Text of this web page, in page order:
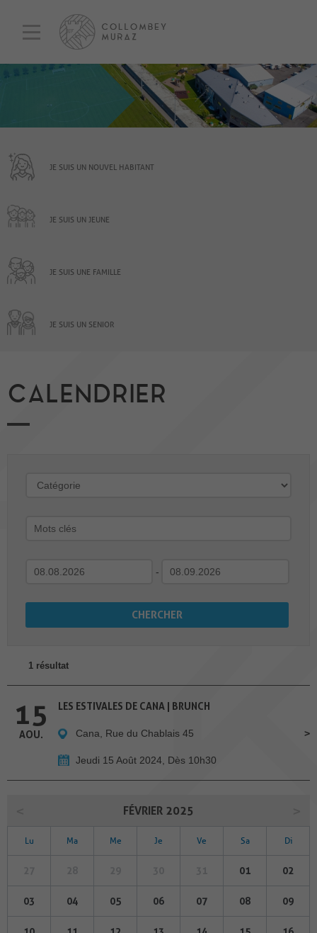
JE SUIS UN NOUVEL HABITANT
JE SUIS UN JEUNE
JE SUIS UNE FAMILLE
JE SUIS UN SENIOR
CALENDRIER
-
1 résultat
15
AOU.
LES ESTIVALES DE CANA | BRUNCH
Cana, Rue du Chablais 45
Jeudi 15 Août 2024, Dès 10h30
FÉVRIER 2025
Lu Ma Me Je Ve Sa Di
01 02
03 04 05 06 07 08 09